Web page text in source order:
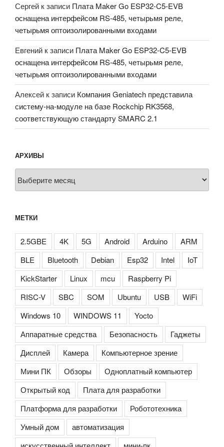
Сергей к записи Плата Maker Go ESP32-C5-EVB
оснащена интерфейсом RS-485, четырьмя реле,
четырьмя оптоизолированными входами
Евгений к записи Плата Maker Go ESP32-C5-EVB
оснащена интерфейсом RS-485, четырьмя реле,
четырьмя оптоизолированными входами
Алексей к записи Компания Geniatech представила
систему-на-модуле на базе Rockchip RK3568,
соответствующую стандарту SMARC 2.1
АРХИВЫ
МЕТКИ
2.5GBE 4K 5G Android Arduino
ARM
BLE
Bluetooth Debian Esp32 Intel
IoT
KickStarter
Linux mcu
Raspberry Pi
RISC-V
SBC SOM Ubuntu USB
WiFi
Windows 10
WINDOWS 11
Yocto
Аппаратные средства
Безопасность
Гаджеты
Дисплей
Камера
Компьютерное зрение
Мини ПК
Обзоры
Одноплатный компьютер
Открытый код
Плата для разработки
Платформа для разработки
Робототехника
Умный дом
автоматизация